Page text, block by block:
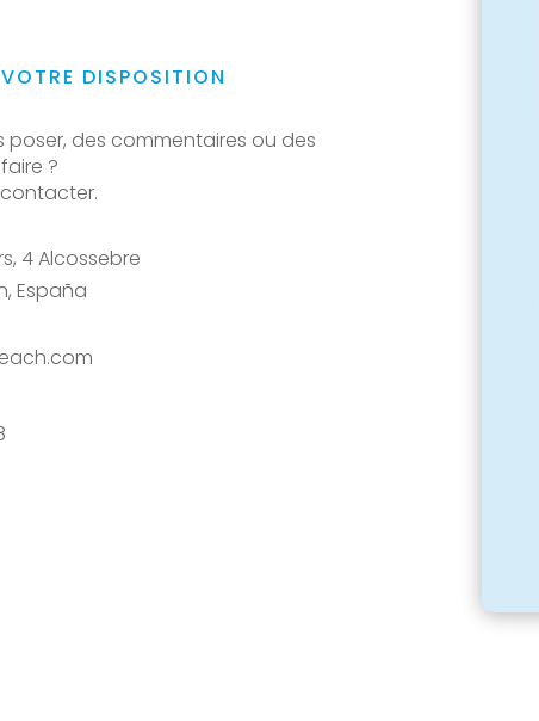
DISPOSITION
poser, des commentaires ou des
?
contacter.
4 Alcossebre
España